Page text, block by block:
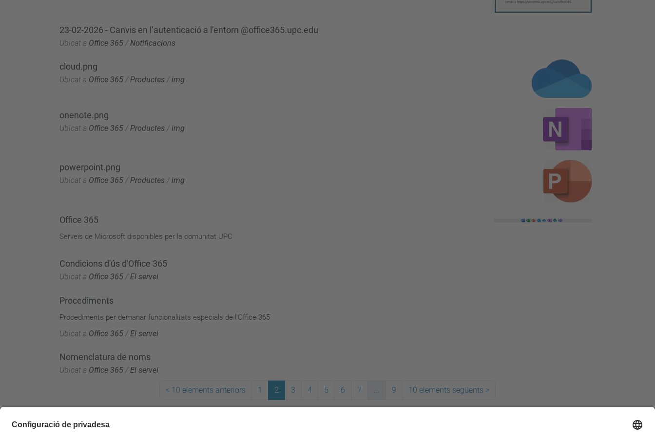
23-02-2026 - Canvis en l’autenticació a l’entorn @office365.upc.edu
Ubicat a Office 365 / Notificacions
cloud.png
Ubicat a Office 365 /Productes /img
onenote.png
Ubicat a Office 365 / Productes /img
powerpoint.png
Ubicat a Office 365 /Productes /img
Office 365
Serveis de Microsoft disponibles per la comunitat UPC
Condicions d'ús d'Office 365
Ubicat a Office 365 /El servei
Procediments
Procediments per demanar funcionalitats especials de l'Office 365
Ubicat a Office 365 / El servei
Nomenclatura de noms
Ubicat a Office 365 /El servei
< 10 elements anteriors 1 2 3 4 5 6 7 ... 9 10 elements següents >